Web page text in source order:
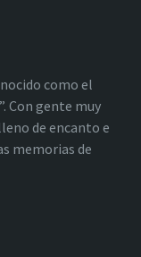
como el
Con gente muy
de encanto e
memorias de